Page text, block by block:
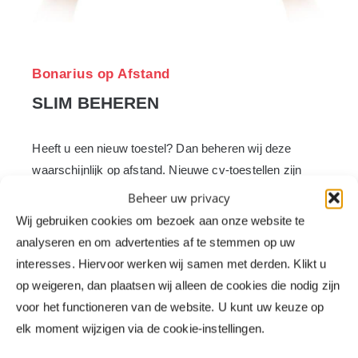
Beheer uw privacy
Wij gebruiken cookies om bezoek aan onze website te
analyseren en om advertenties af te stemmen op uw
interesses. Hiervoor werken wij samen met derden. Klikt u
op weigeren, dan plaatsen wij alleen de cookies die nodig zijn
voor het functioneren van de website. U kunt uw keuze op
elk moment wijzigen via de cookie-instellingen.
Bonarius op Afstand
SLIM BEHEREN
Heeft u een nieuw toestel? Dan beheren wij deze
waarschijnlijk op afstand. Nieuwe cv-toestellen zijn
namelijk voorzien van slimme communicatiesoftware,
waarmee wij de staat van uw toestel dagelijks kunnen
aflezen. Dit noemen wij
Bonarius op Afstand
mogelijke problemen geeft het systeem meteen een
seintje. Storingen zien we dus vaak al voordat u er last
van heeft. We nemen dan contact met u op om de
storing te verhelpen. En als het nodig is, maken we